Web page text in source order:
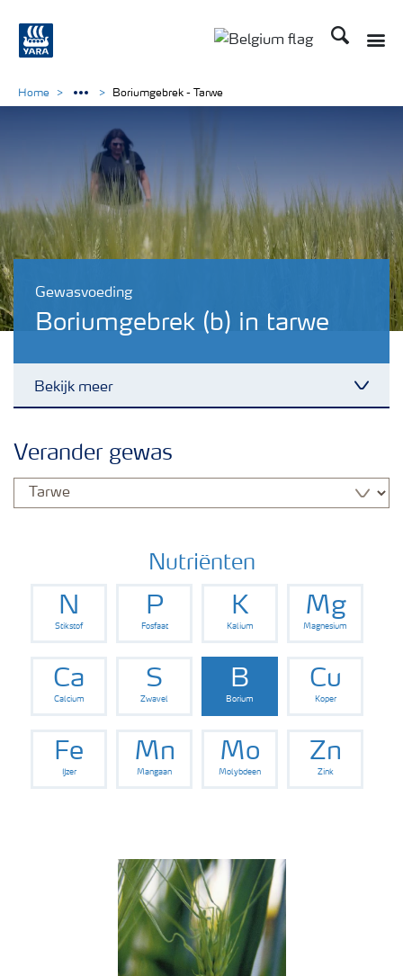
Zoek op
Gewasvoeding
Boriumgebrek (b) in tarwe
Bekijk meer
Gewassen
Toolbox
Grow the future
Home Boriumgebrek - Tarwe
Verander gewas
Nutriënten
N
Stikstof
P
Fosfaat
K
Kalium
Mg
Magnesium
Ca
Calcium
S
Zwavel
B
Borium
Cu
Koper
Fe
IJzer
Mn
Mangaan
Mo
Molybdeen
Zn
Zink